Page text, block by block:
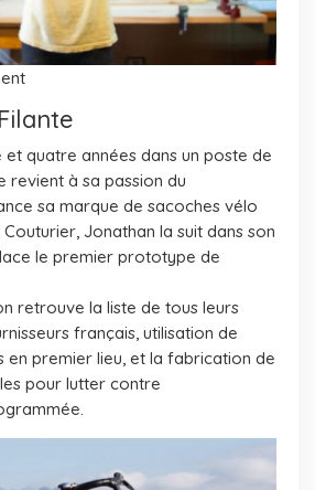
et quatre années dans un poste de
revient à sa passion du
sa marque de sacoches vélo
Jonathan la suit dans son
le premier prototype de
retrouve la liste de tous leurs
français, utilisation de
en premier lieu, et la fabrication de
pour lutter contre